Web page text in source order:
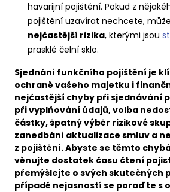
havarijní pojištění. Pokud z
pojištění uzavírat nechcete,
nejčastější rizika, kterými jsou
prasklé čelní sklo.
Sjednání funkčního pojištění je
ochraně vašeho majetku i
nejčastější chyby při sjednávání
při vyplňování údajů, volba
částky, špatný výběr rizikové
zanedbání aktualizace smluv a
z pojištění. Abyste se těmto
věnujte dostatek času čtení
přemýšlejte o svých skutečných
případě nejasností se poraďte s